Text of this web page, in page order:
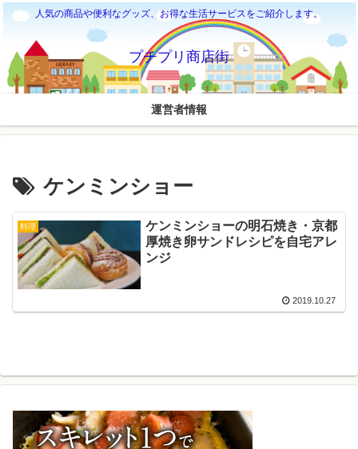
人気の商品や便利なグッズ、お得な生活サービスをご紹介します。
プチプリ商店街
運営者情報
ケンミンショー
料理
ケンミンショーの明石焼き・京都
厚焼き卵サンドレシピを自宅アレ
ンジ
2019.10.27